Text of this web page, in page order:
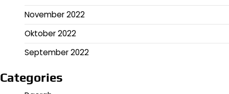
November 2022
Oktober 2022
September 2022
Categories